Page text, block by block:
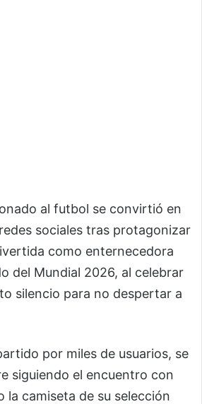
al futbol se convirtió en
sociales tras protagonizar
como enternecedora
del Mundial 2026, al celebrar
silencio para no despertar a
por miles de usuarios, se
siguiendo el encuentro con
la camiseta de su selección